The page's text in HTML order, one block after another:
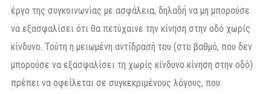
έργο της συγκοινωνίας με ασφάλεια, δηλαδή να μη μπορούσε
να εξασφαλίσει ότι θα πετύχαινε την κίνηση στην οδό χωρίς
κίνδυνο. Τούτη η μειωμένη αντίδρασή του (στο βαθμό, που δεν
μπορούσε να εξασφαλίσει τη χωρίς κίνδυνο κίνηση στην οδό)
πρέπει να οφείλεται σε συγκεκριμένους λόγους, που